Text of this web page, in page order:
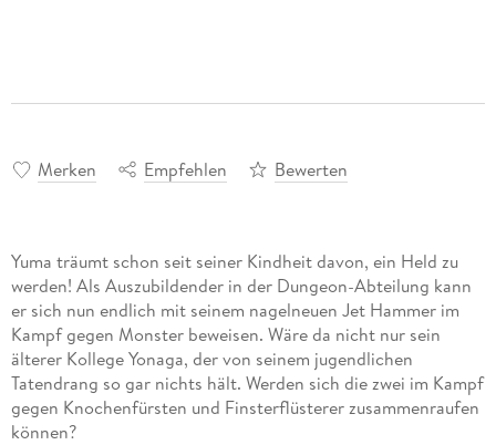
Merken Empfehlen Bewerten
Yuma träumt schon seit seiner Kindheit davon, ein Held zu
werden! Als Auszubildender in der Dungeon-Abteilung kann
er sich nun endlich mit seinem nagelneuen Jet Hammer im
Kampf gegen Monster beweisen. Wäre da nicht nur sein
älterer Kollege Yonaga, der von seinem jugendlichen
Tatendrang so gar nichts hält. Werden sich die zwei im Kampf
gegen Knochenfürsten und Finsterflüsterer zusammenraufen
können?